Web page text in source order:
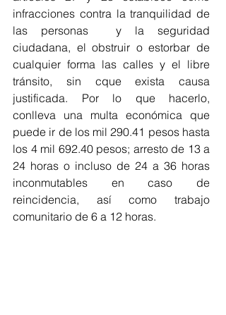
infracciones contra la tranquilidad de
las personas  y la seguridad
ciudadana, el obstruir o estorbar de
cualquier forma las calles y el libre
tránsito, sin cque exista causa
justificada. Por lo que hacerlo,
conlleva una multa económica que
puede ir de los mil 290.41 pesos hasta
los 4 mil 692.40 pesos; arresto de 13 a
24 horas o incluso de 24 a 36 horas
inconmutables en caso de
reincidencia, así como trabajo
comunitario de 6 a 12 horas.